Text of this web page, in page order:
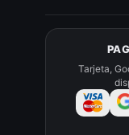
Tarjeta,